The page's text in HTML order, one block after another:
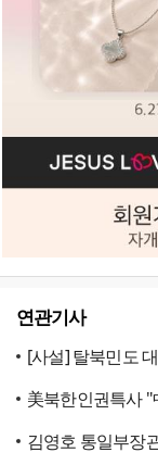
연관기사
[사설] 탈북민도
美북한인권특사
김영호 통일부장